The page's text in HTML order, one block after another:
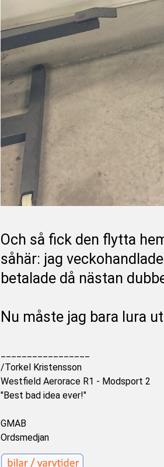
Och så fick den flytta
såhär: jag
betalade då nästan
Nu måste jag bara lura
/Torkel Kristensson
Westfield Aerorace R1 - Modsport 2
"Best bad idea ever!"
GMAB
Ordsmedjan